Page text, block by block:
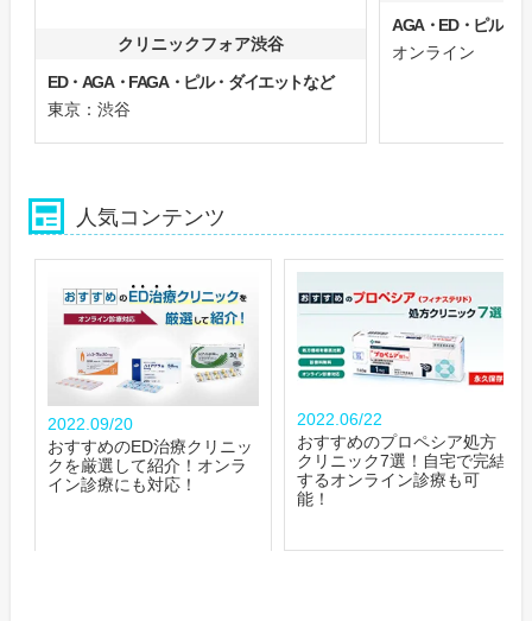
クリニックフォア渋谷
ED・AGA・FAGA・ピル・ダイエットなど
東京：渋谷
AGA・ED・ピル
オンライン
人気コンテンツ
2022.09/20
おすすめのED治療クリニッ
クを厳選して紹介！オンラ
イン診療にも対応！
2022.06/22
おすすめのプロペシア処方
クリニック7選！自宅で完結
するオンライン診療も可
能！